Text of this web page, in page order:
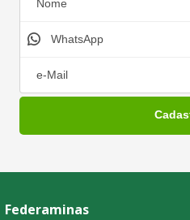
Federaminas